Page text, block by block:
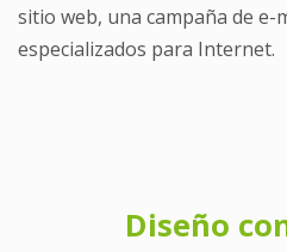
sitio web, una campaña de e-
especializados para Internet.
Diseño